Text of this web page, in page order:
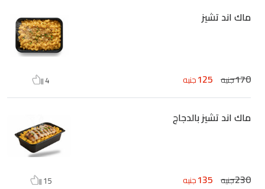
ماك اند تشيز
170جنيه 125جنيه 4
ماك اند تشيز بالدجاج
230جنيه 135جنيه 15